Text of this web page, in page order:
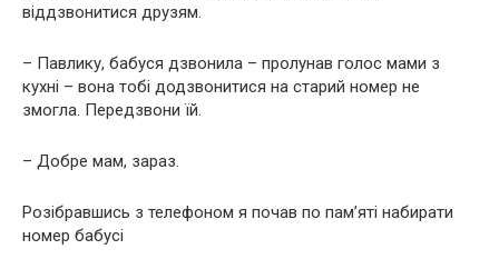
віддзвонитися друзям.
– Павлику, бабуся дзвонила – пролунав голос мами з
кухні – вона тобі додзвонитися на старий номер не
змогла. Передзвони їй.
– Добре мам, зараз.
Розібравшись з телефоном я почав по пам’яті набирати
номер бабусі